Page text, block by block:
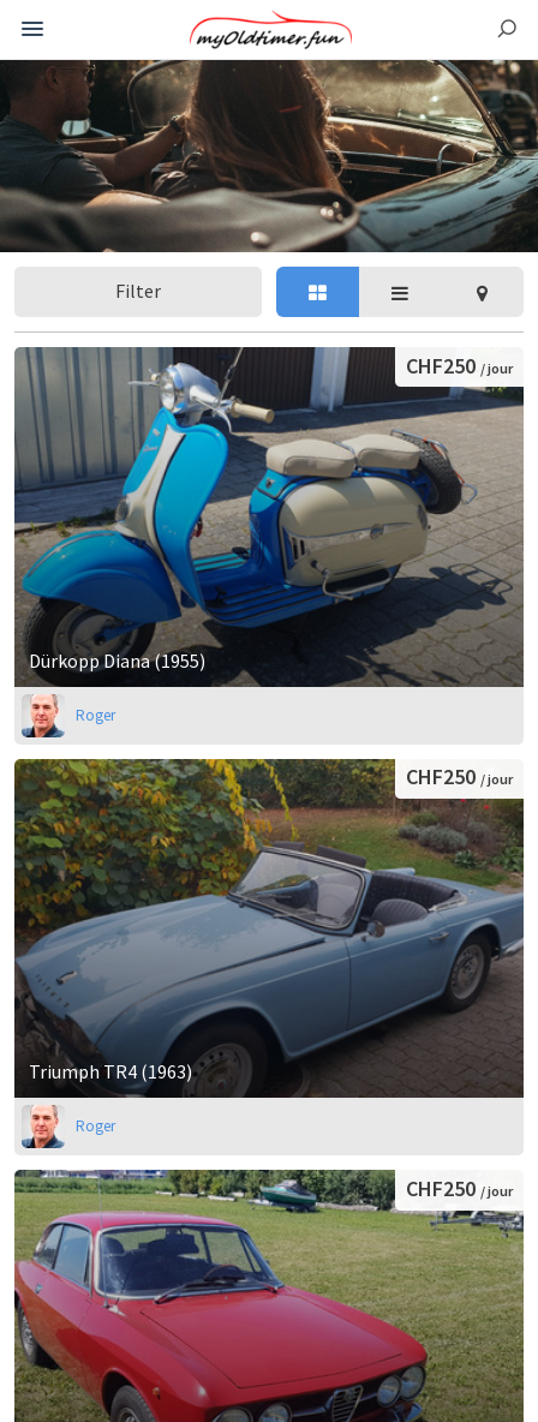
Filter
Dürkopp Diana (1955)
CHF250 / jour
Roger
Triumph TR4 (1963)
CHF250 / jour
Roger
CHF250 / jour